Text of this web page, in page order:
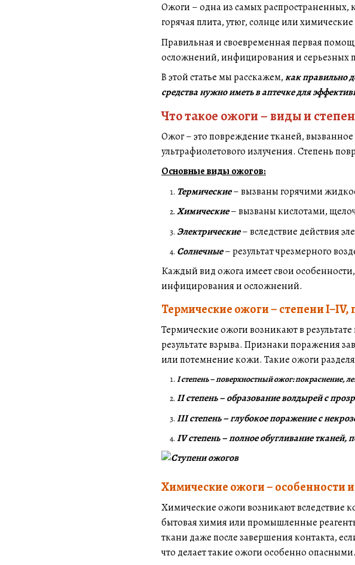
Ожоги – одна из самых распространенных,
горячая плита, утюг, солнце или
Правильная и своевременная первая
осложнений, инфицирования и серьезных
В этой статье мы расскажем,как правильно
средства нужно иметь в аптечке для
Что такое ожоги – виды и
Ожог – это повреждение тканей,
ультрафиолетового излучения. Степень
Основные виды ожогов:
Термические– вызваны горячими
Химические– вызваны кислотами,
Электрические– вследствие действия
Солнечные– результат чрезмерного
Каждый вид ожога имеет свои
инфицирования и осложнений.
Термические ожоги – степени
Термические ожоги возникают в
результате взрыва. Признаки поражения
или потемнение кожи. Такие ожоги
I степень – поверхностный ожог: покраснение,
II степень – образование волдырей с
III степень – глубокое поражение с
IV степень – полное обугливание
Химические ожоги – особенности
Химические ожоги возникают вследствие
бытовая химия или промышленные
ткани даже после завершения контакта,
что делает такие ожоги особенно опасными.